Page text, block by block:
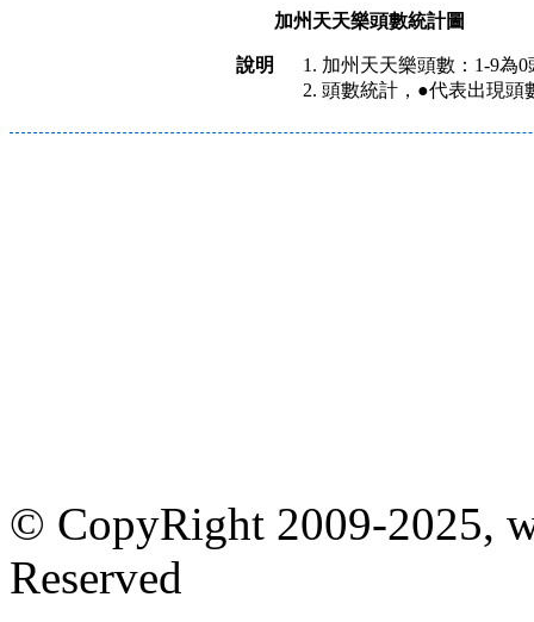
說明
加州天天樂頭數統計圖
加州天天樂頭數：1-9為0
頭數統計，●代表出現頭
© CopyRight 2009-2025,
Reserved